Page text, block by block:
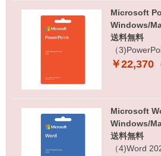
Microsoft
Windows/
送料無料
（
￥22,370
Microsoft
Windows/
送料無料
（4)Word